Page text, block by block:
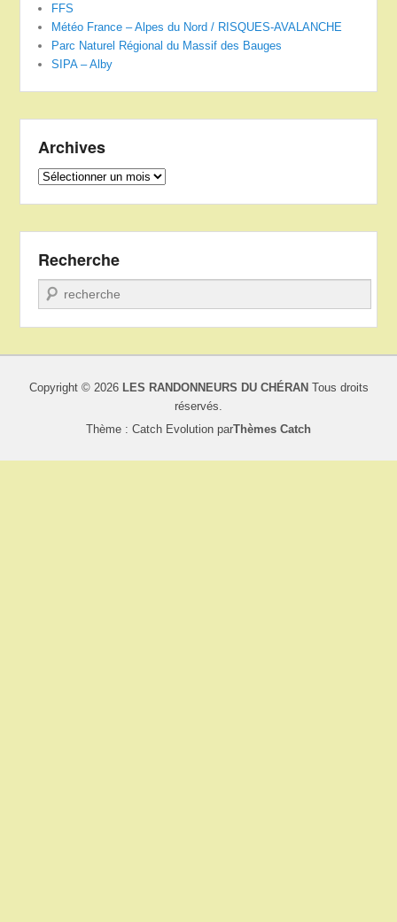
FFS
Météo France – Alpes du Nord / RISQUES-AVALANCHE
Parc Naturel Régional du Massif des Bauges
SIPA – Alby
Archives
Archives
Recherche
Recherche
Copyright © 2026 LES RANDONNEURS DU CHÉRAN Tous droits
réservés.
Thème : Catch Evolution parThèmes Catch